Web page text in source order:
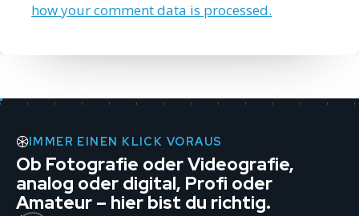
how your comment data is processed.
IMMER EINEN KLICK VORAUS
Ob Fotografie oder Videografie,
analog oder digital, Profi oder
Amateur – hier bist du richtig.